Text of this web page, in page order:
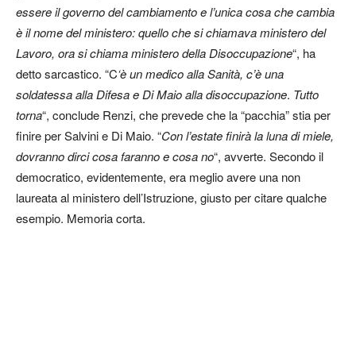
essere il governo del cambiamento e l’unica cosa che cambia
è il nome del ministero: quello che si chiamava ministero del
Lavoro, ora si chiama ministero della Disoccupazione“, ha
detto sarcastico. “C‘è un medico alla Sanità, c’è una
soldatessa alla Difesa e Di Maio alla disoccupazione. Tutto
torna“, conclude Renzi, che prevede che la “pacchia” stia per
finire per Salvini e Di Maio. “Con l’estate finirà la luna di miele,
dovranno dirci cosa faranno e cosa no“, avverte. Secondo il
democratico, evidentemente, era meglio avere una non
laureata al ministero dell’Istruzione, giusto per citare qualche
esempio. Memoria corta.